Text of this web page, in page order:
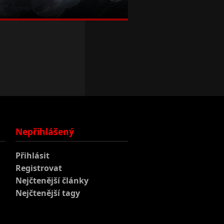
Nepřihlášený
Přihlásit
Registrovat
Nejčtenější články
Nejčtenější tagy